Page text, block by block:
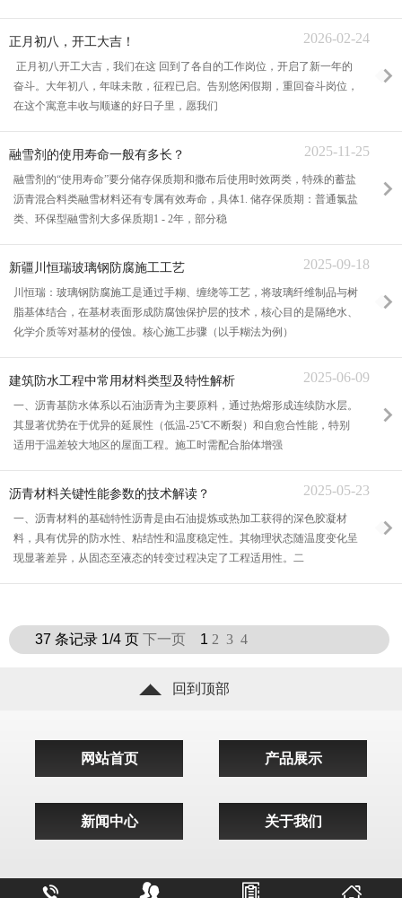
2026-02-24
正月初八，开工大吉！
正月初八开工大吉，我们在这 回到了各自的工作岗位，开启了新一年的
奋斗。大年初八，年味未散，征程已启。告别悠闲假期，重回奋斗岗位，
在这个寓意丰收与顺遂的好日子里，愿我们
2025-11-25
融雪剂的使用寿命一般有多长？
融雪剂的“使用寿命”要分储存保质期和撒布后使用时效两类，特殊的蓄盐
沥青混合料类融雪材料还有专属有效寿命，具体1. 储存保质期：普通氯盐
类、环保型融雪剂大多保质期1 - 2年，部分稳
2025-09-18
新疆川恒瑞玻璃钢防腐施工工艺
川恒瑞：玻璃钢防腐施工是通过手糊、缠绕等工艺，将玻璃纤维制品与树
脂基体结合，在基材表面形成防腐蚀保护层的技术，核心目的是隔绝水、
化学介质等对基材的侵蚀。核心施工步骤（以手糊法为例）
2025-06-09
建筑防水工程中常用材料类型及特性解析
一、沥青基防水体系以石油沥青为主要原料，通过热熔形成连续防水层。
其显著优势在于优异的延展性（低温-25℃不断裂）和自愈合性能，特别
适用于温差较大地区的屋面工程。施工时需配合胎体增强
2025-05-23
沥青材料关键性能参数的技术解读？
一、沥青材料的基础特性沥青是由石油提炼或热加工获得的深色胶凝材
料，具有优异的防水性、粘结性和温度稳定性。其物理状态随温度变化呈
现显著差异，从固态至液态的转变过程决定了工程适用性。二
37 条记录 1/4 页 下一页 1 2 3 4
回到顶部
网站首页 产品展示
新闻中心 关于我们